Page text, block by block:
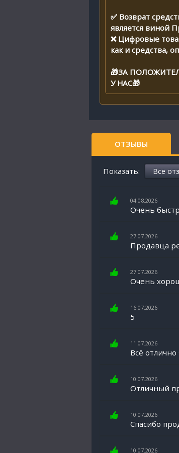
✅ Возврат
является виной
❌ Цифровые
как и средства,
🎁ЗА
У НАС🎁
ОТЗЫВЫ
Показать:
04.08.2026
Очень
27.07.2026
Продавца
27.07.2026
Очень
16.07.2026
5
11.07.2026
Всё
10.07.2026
Отличный
10.07.2026
Спасибо
10.07.2026